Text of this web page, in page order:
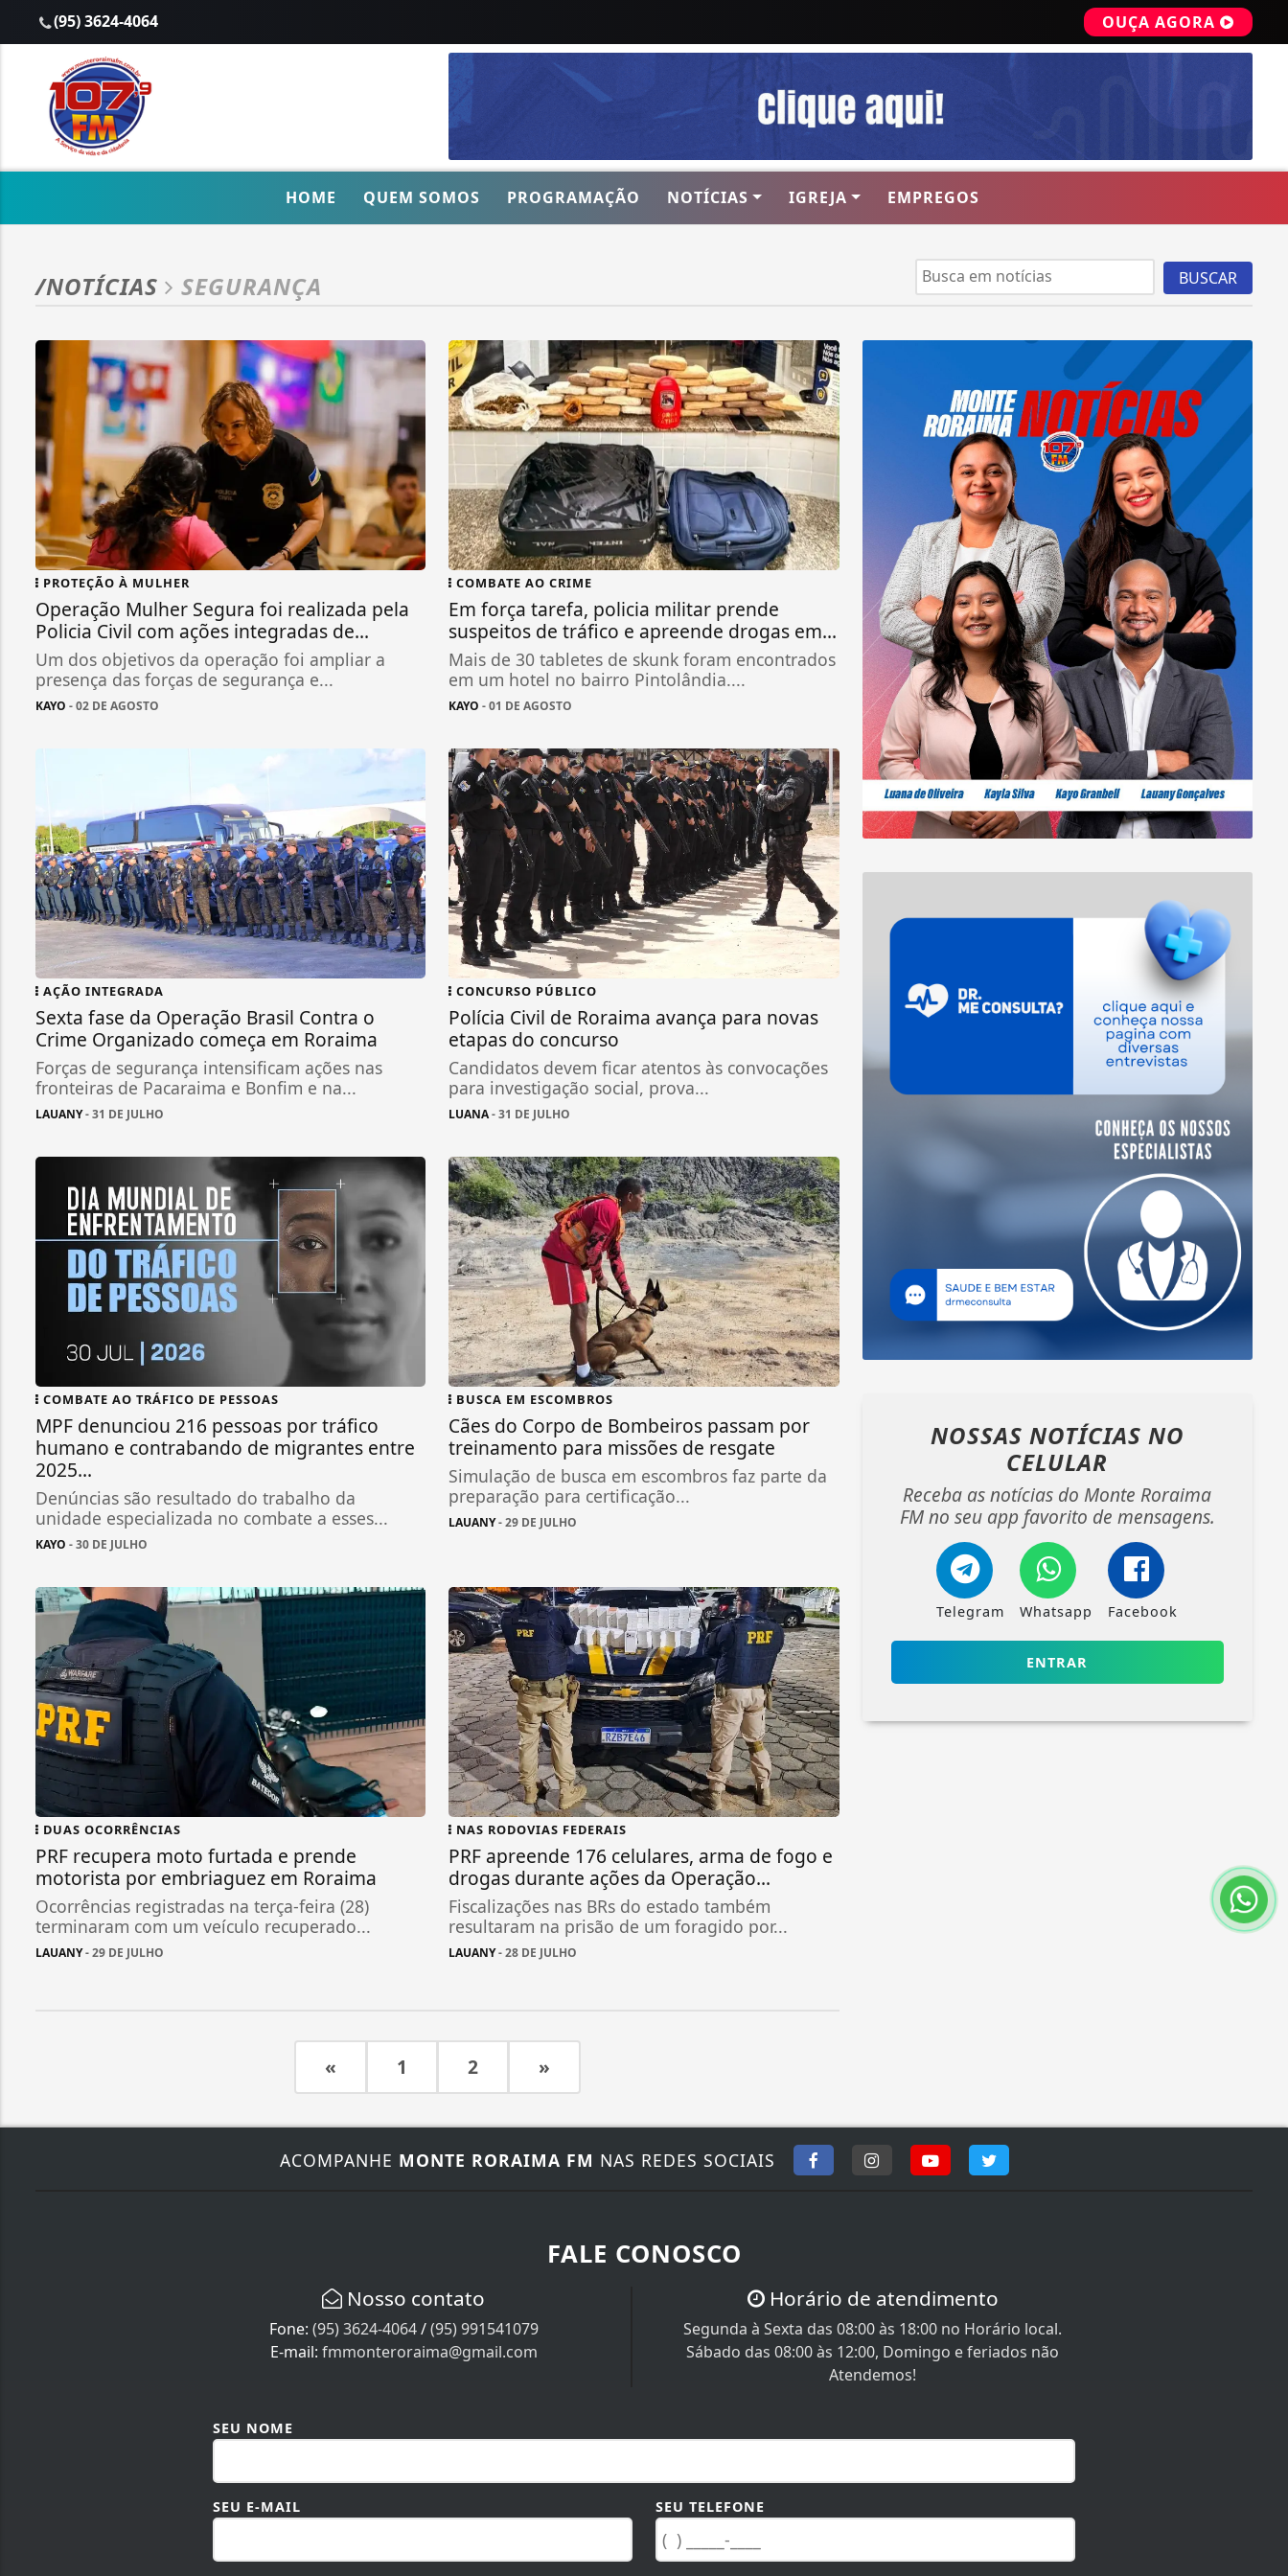
(95) 3624-4064 OUÇA AGORA
HOME QUEM SOMOS PROGRAMAÇÃO NOTÍCIAS IGREJA EMPREGOS
/NOTÍCIAS SEGURANÇA BUSCAR
PROTEÇÃO À MULHER
Operação Mulher Segura foi realizada pela
Policia Civil com ações integradas de...
Um dos objetivos da operação foi ampliar a
presença das forças de segurança e...
KAYO - 02 DE AGOSTO
COMBATE AO CRIME
Em força tarefa, policia militar prende
suspeitos de tráfico e apreende drogas em...
Mais de 30 tabletes de skunk foram encontrados
em um hotel no bairro Pintolândia....
KAYO - 01 DE AGOSTO
AÇÃO INTEGRADA
Sexta fase da Operação Brasil Contra o
Crime Organizado começa em Roraima
Forças de segurança intensificam ações nas
fronteiras de Pacaraima e Bonfim e na...
LAUANY- 31 DE JULHO
CONCURSO PÚBLICO
Polícia Civil de Roraima avança para novas
etapas do concurso
Candidatos devem ficar atentos às convocações
para investigação social, prova...
LUANA- 31 DE JULHO
COMBATE AO TRÁFICO DE PESSOAS
MPF denunciou 216 pessoas por tráfico
humano e contrabando de migrantes entre
2025...
Denúncias são resultado do trabalho da
unidade especializada no combate a esses...
KAYO - 30 DE JULHO
BUSCA EM ESCOMBROS
Cães do Corpo de Bombeiros passam por
treinamento para missões de resgate
Simulação de busca em escombros faz parte da
preparação para certificação...
LAUANY- 29 DE JULHO
DUAS OCORRÊNCIAS
PRF recupera moto furtada e prende
motorista por embriaguez em Roraima
Ocorrências registradas na terça-feira (28)
terminaram com um veículo recuperado...
LAUANY- 29 DE JULHO
NAS RODOVIAS FEDERAIS
PRF apreende 176 celulares, arma de fogo e
drogas durante ações da Operação...
Fiscalizações nas BRs do estado também
resultaram na prisão de um foragido por...
LAUANY- 28 DE JULHO
« 1 2 »
NOSSAS NOTÍCIAS NO
CELULAR
Receba as notícias do Monte Roraima
FM no seu app favorito de mensagens.
Telegram Whatsapp Facebook
ENTRAR
ACOMPANHE MONTE RORAIMA FM NAS REDES SOCIAIS
FALE CONOSCO
Nosso contato
Fone: (95) 3624-4064/(95) 991541079
E-mail: fmmonteroraima@gmail.com
Horário de atendimento
Segunda à Sexta das 08:00 às 18:00 no Horário local.
Sábado das 08:00 às 12:00, Domingo e feriados não
Atendemos!
SEU NOME
SEU E-MAIL SEU TELEFONE